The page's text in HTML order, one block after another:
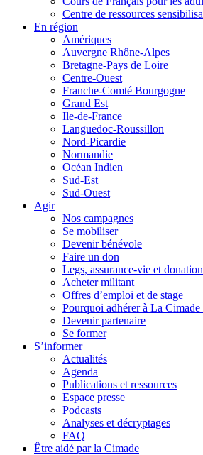
Centre de ressources
En région
Amériques
Auvergne Rhône-Alpes
Bretagne-Pays de Loire
Centre-Ouest
Franche-Comté Bourgogne
Grand Est
Ile-de-France
Languedoc-Roussillon
Nord-Picardie
Normandie
Océan Indien
Sud-Est
Sud-Ouest
Agir
Nos campagnes
Se mobiliser
Devenir bénévole
Faire un don
Legs, assurance-vie et
Acheter militant
Offres d’emploi et de stage
Pourquoi adhérer à La Cimade
Devenir partenaire
Se former
S’informer
Actualités
Agenda
Publications et ressources
Espace presse
Podcasts
Analyses et décryptages
FAQ
Être aidé par la Cimade